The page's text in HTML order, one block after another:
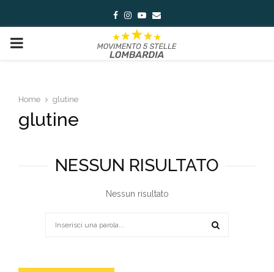
Facebook
Instagram
Youtube
Email
PRIMARY
Home glutine
glutine
NESSUN RISULTATO
Nessun risultato